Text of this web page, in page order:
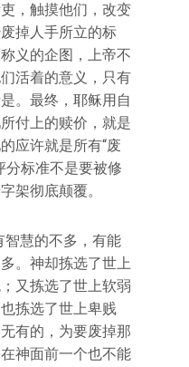
，触摸他们，改变
掉人手所立的标
义的企图，上帝不
活着的意义，只有
。最终，耶稣用自
付上的赎价，就是
应许就是所有“废
分标准不是要被修
架彻底颠覆。
智慧的不多，有能
。神却拣选了世上
又拣选了世上软弱
拣选了世上卑贱
有的，为要废掉那
神面前一个也不能